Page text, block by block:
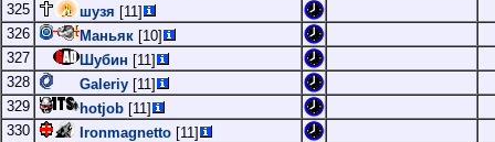
325
шузя [11]
326
Маньяк [10]
327
Шубин [11]
328
Galeriy [11]
329
hotjob [11]
330
Ironmagnetto [11]